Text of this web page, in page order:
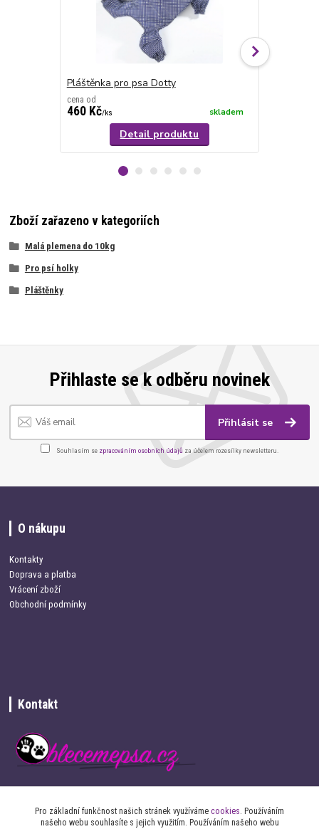
Pláštěnka pro psa Dotty
cena od
460 Kč/ks skladem
Detail produktu
Zboží zařazeno v kategoriích
Malá plemena do 10kg
Pro psí holky
Pláštěnky
Přihlaste se k odběru novinek
Přihlásit se
Souhlasím se zpracováním osobních údajů za účelem rozesílky newsletteru.
O nákupu
Kontakty
Doprava a platba
Vrácení zboží
Obchodní podmínky
Kontakt
info@oblecemepsa.cz
Pro základní funkčnost našich stránek využíváme cookies. Používáním
našeho webu souhlasíte s jejich využitím. Používáním našeho webu